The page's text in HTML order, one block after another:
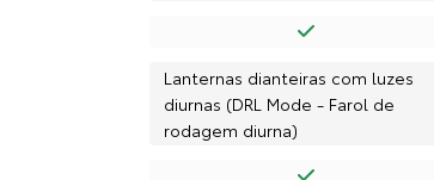
Lanternas dianteiras com luzes
diurnas (DRL Mode - Farol de
rodagem diurna)